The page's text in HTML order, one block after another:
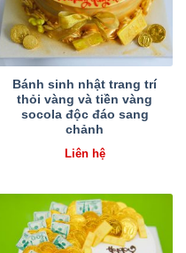
Bánh sinh nhật trang trí
thỏi vàng và tiền vàng
socola độc đáo sang
chảnh
Liên hệ